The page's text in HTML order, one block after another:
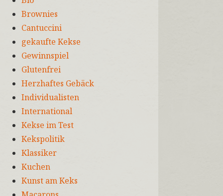
Brownies
Cantuccini
gekaufte Kekse
Gewinnspiel
Glutenfrei
Herzhaftes Gebäck
Individualisten
International
Kekse im Test
Kekspolitik
Klassiker
Kuchen
Kunst am Keks